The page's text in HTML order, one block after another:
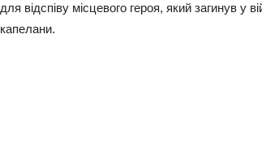
для відспіву місцевого героя, який загинув у
капелани.